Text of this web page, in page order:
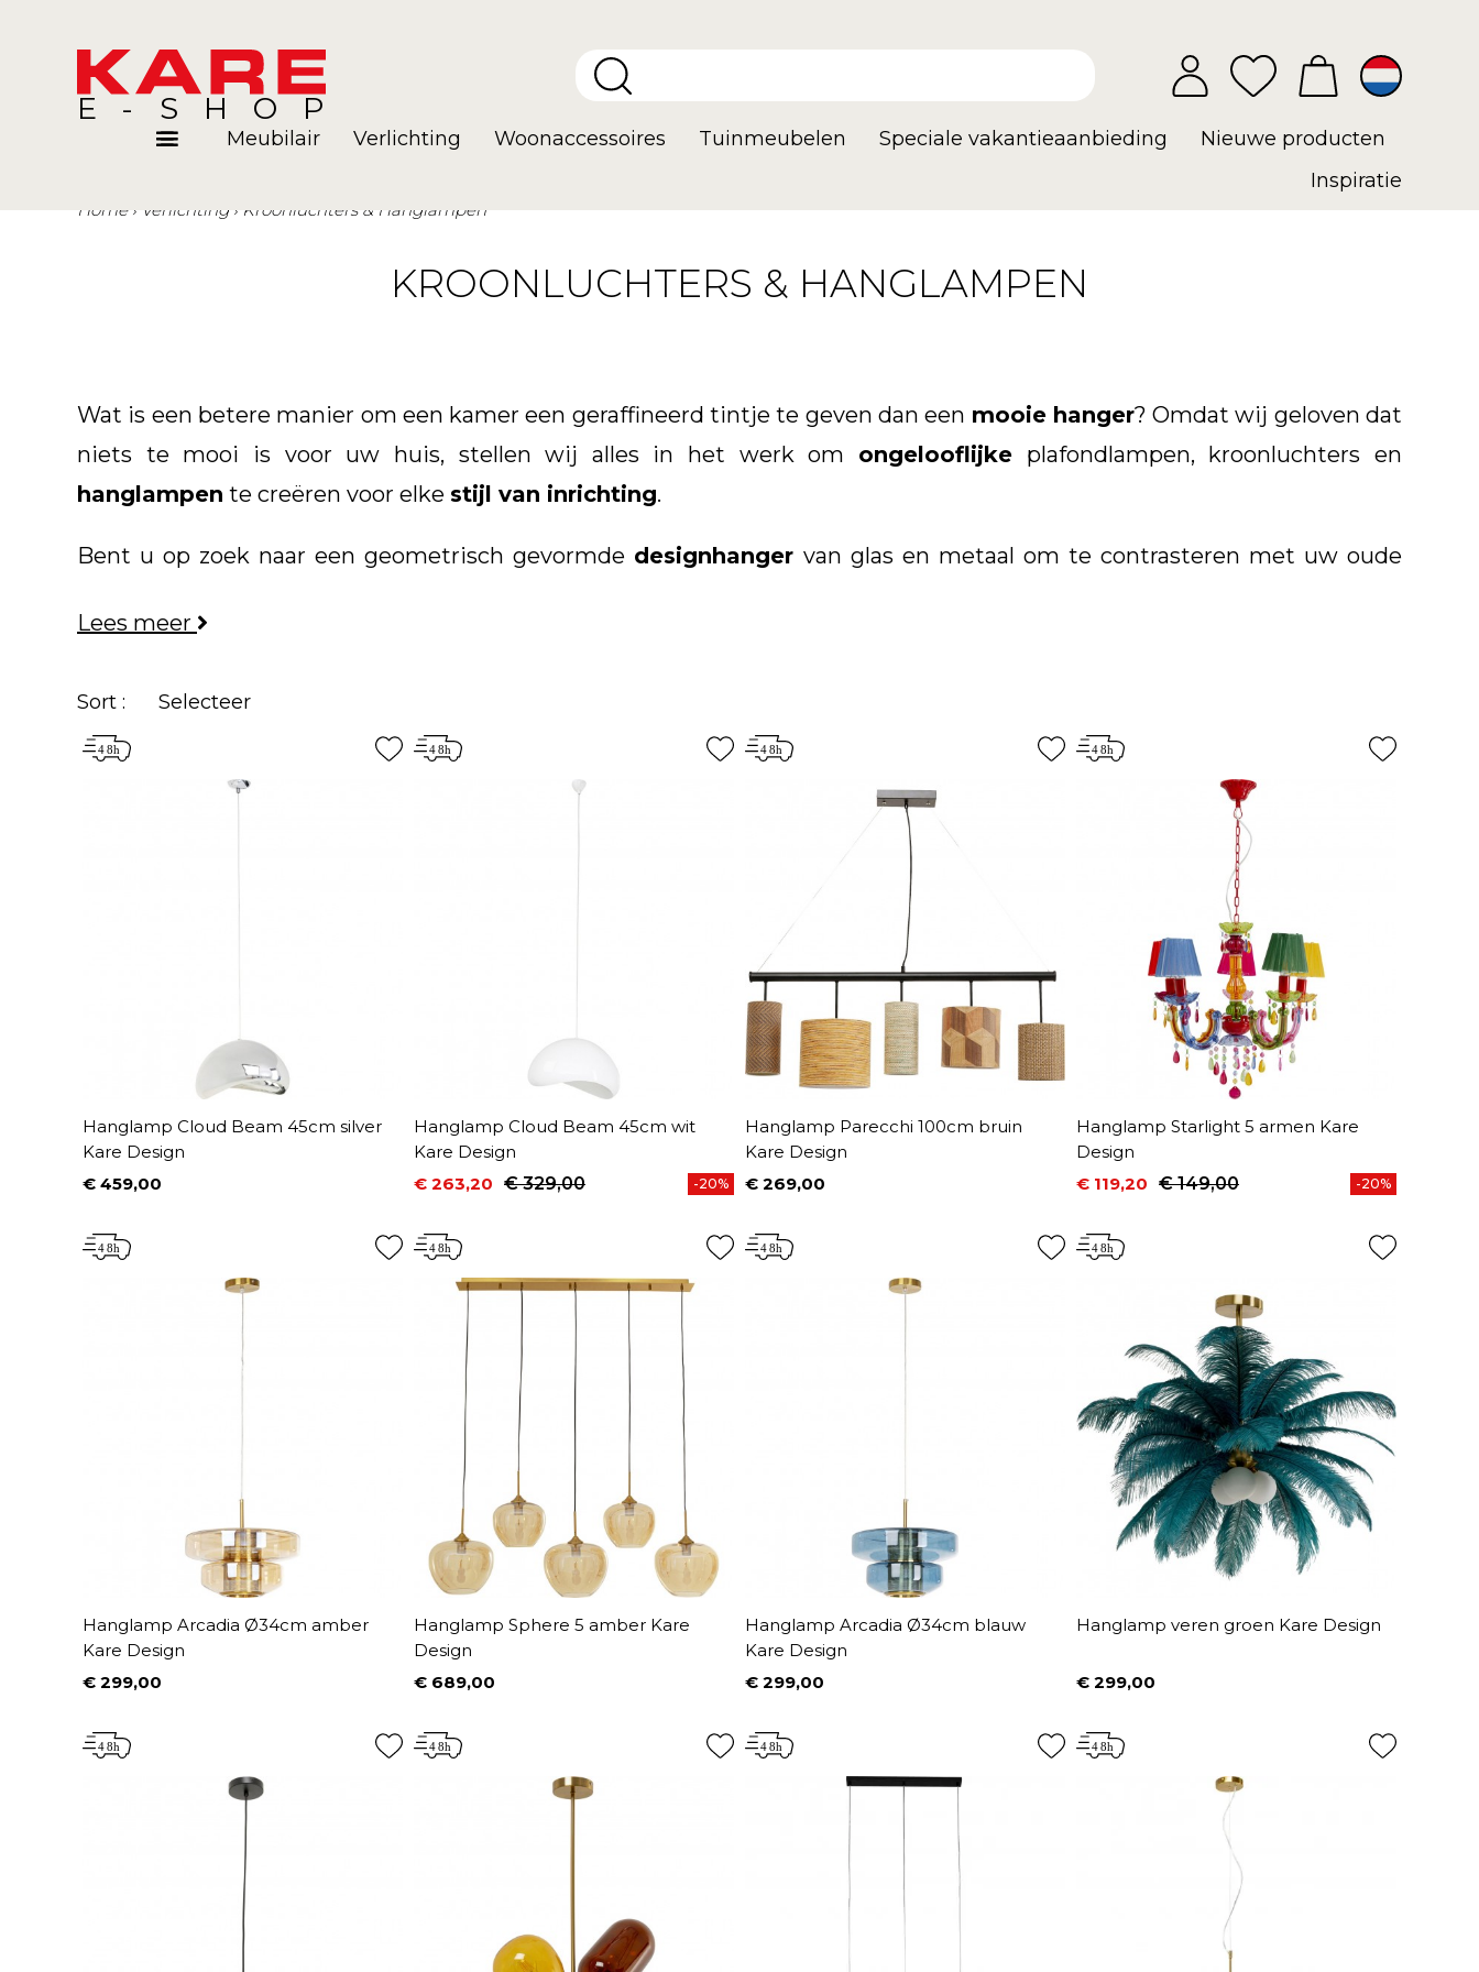
E-SHOP
Meubilair Verlichting Woonaccessoires Tuinmeubelen Speciale vakantieaanbieding
Nieuwe producten
Inspiratie
Home Verlichting Kroonluchters & Hanglampen
KROONLUCHTERS & HANGLAMPEN
Wat is een betere manier om een kamer een geraffineerd tintje te geven dan een mooie hanger? Omdat wij geloven dat
niets te mooi is voor uw huis, stellen wij alles in het werk om ongelooflijke plafondlampen, kroonluchters en
hanglampen te creëren voor elke stijl van inrichting.
Bent u op zoek naar een geometrisch gevormde designhanger van glas en metaal om te contrasteren met uw oude
twijfel mogelijk, je bent op de juiste plaats!
Lees meer
Sort : Selecteer
Hanglamp Cloud Beam 45cm silver
Kare Design
Prijs
€ 459,00
Hanglamp Cloud Beam 45cm wit
Kare Design
Prijs
€ 263,20
Normale prijs€ 329,00 -20%
Hanglamp Parecchi 100cm bruin
Kare Design
Prijs
€ 269,00
Hanglamp Starlight 5 armen Kare
Design
Prijs
€ 119,20
Normale prijs
€ 149,00 -20%
Hanglamp Arcadia Ø34cm amber
Kare Design
Prijs
€ 299,00
Hanglamp Sphere 5 amber Kare
Design
Prijs
€ 689,00
Hanglamp Arcadia Ø34cm blauw
Kare Design
Prijs
€ 299,00
Hanglamp veren groen Kare Design
Prijs
€ 299,00